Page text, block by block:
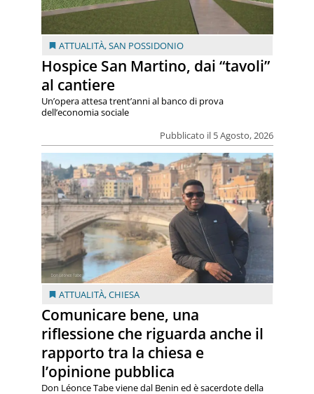
ATTUALITÀ,SAN POSSIDONIO
Hospice San Martino, dai “tavoli”
al cantiere
Pubblicato il 5 Agosto, 2026
Un’opera attesa trent’anni al banco di prova
dell’economia sociale
ATTUALITÀ,CHIESA
Comunicare bene, una
riflessione che riguarda anche il
rapporto tra la chiesa e
l’opinione pubblica
Don Léonce Tabe viene dal Benin ed è sacerdote della